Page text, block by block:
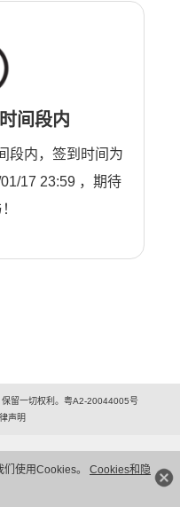
使用Cookies。 Cookies和隐
间段内
段内，签到时间为
17 23:59 ，期待
留一切权利。粤A2-20044005号
声明